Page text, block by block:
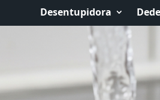
Desentupidora